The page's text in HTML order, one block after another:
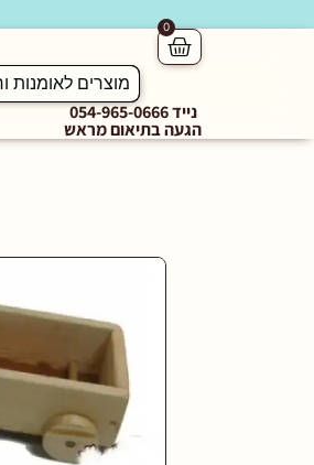
0
מוצרים לאומנות
נייד 054-965-0666
הגעה בתיאום מראש